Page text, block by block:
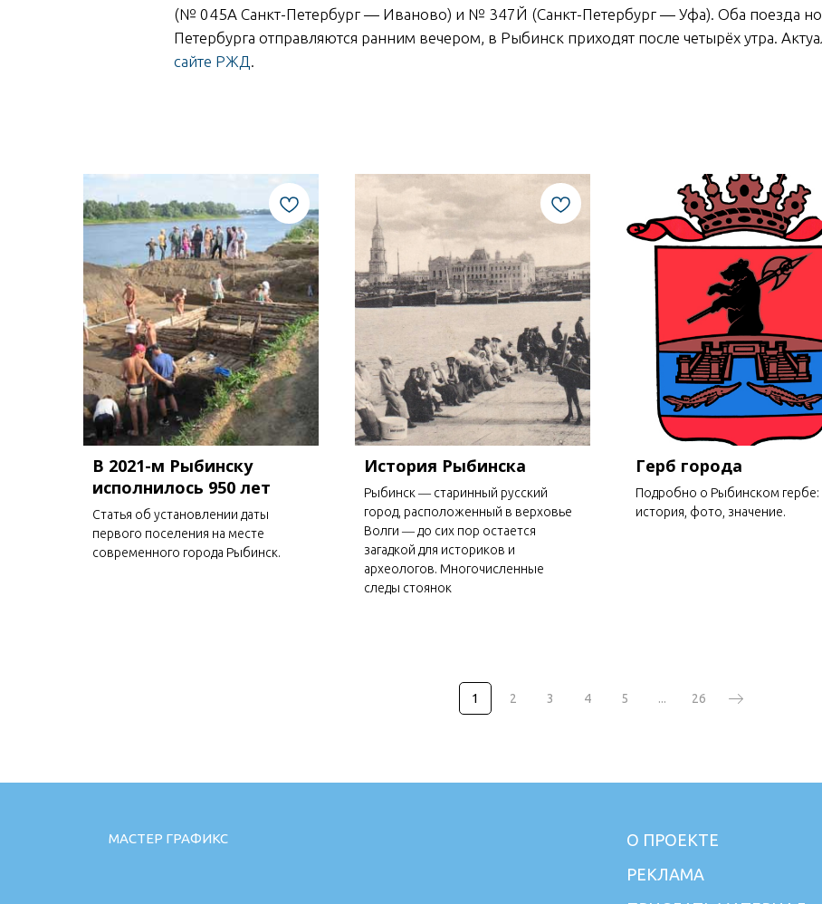
(№ 045А Санкт-Петербург — Иваново) и № 347Й (Санкт-Петербург — Уфа). Оба поезда
Петербурга отправляются ранним вечером, в Рыбинск приходят после четырёх утра.
сайте РЖД .
В 2021-м Рыбинску
исполнилось 950 лет
Статья об установлении даты
первого поселения на месте
современного города Рыбинск.
История Рыбинска
Рыбинск ― старинный русский
город, расположенный в верховье
Волги ― до сих пор остается
загадкой для историков и
археологов. Многочисленные
следы стоянок
Герб города
Подробно о Рыбинском гербе:
история, фото, значение.
1 2 3 4 5 ... 26
МАСТЕР ГРАФИКС О ПРОЕКТЕ
РЕКЛАМА